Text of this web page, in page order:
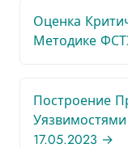
Оценка
Методике
Построение
17.05.2023 →